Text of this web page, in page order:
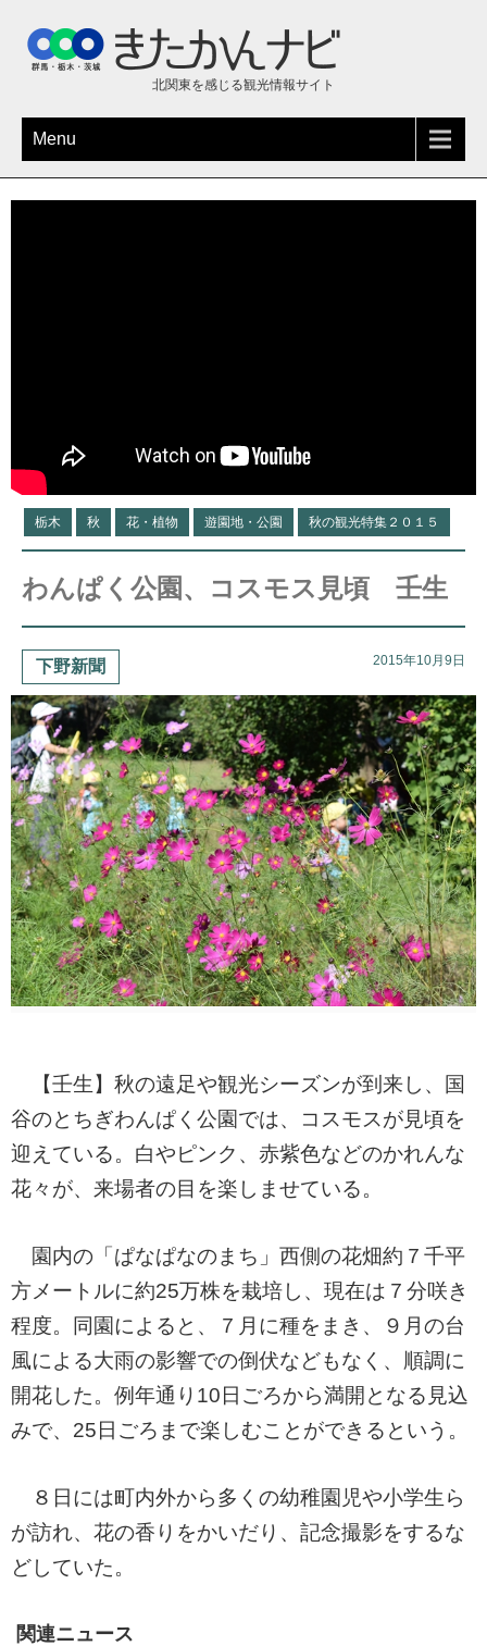
北関東を感じる観光情報サイト
Menu
栃木 秋 花・植物 遊園地・公園 秋の観光特集２０１５
わんぱく公園、コスモス見頃 壬生
下野新聞 2015年10月9日
【壬生】秋の遠足や観光シーズンが到来し、国
谷のとちぎわんぱく公園では、コスモスが見頃を
迎えている。白やピンク、赤紫色などのかれんな
花々が、来場者の目を楽しませている。
園内の「ぱなぱなのまち」西側の花畑約７千平
方メートルに約25万株を栽培し、現在は７分咲き
程度。同園によると、７月に種をまき、９月の台
風による大雨の影響での倒伏などもなく、順調に
開花した。例年通り10日ごろから満開となる見込
みで、25日ごろまで楽しむことができるという。
８日には町内外から多くの幼稚園児や小学生ら
が訪れ、花の香りをかいだり、記念撮影をするな
どしていた。
関連ニュース